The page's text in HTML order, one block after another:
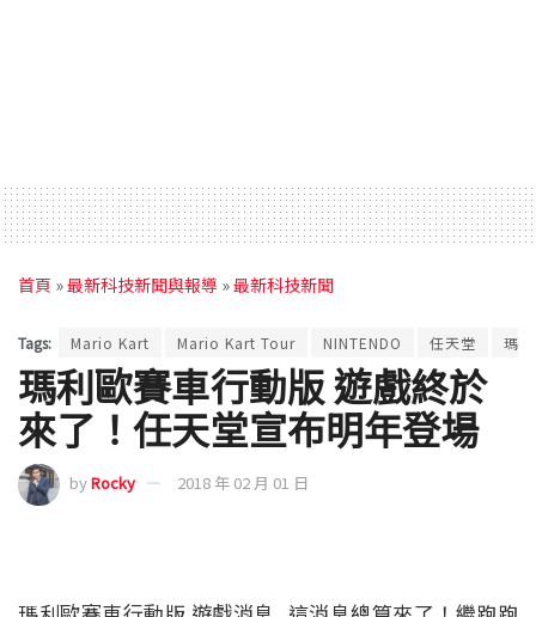
首頁 »最新科技新聞與報導 »最新科技新聞
Tags: Mario Kart Mario Kart Tour NINTENDO 任天堂 瑪
瑪利歐賽車行動版 遊戲終於
來了！任天堂宣布明年登場
byRocky 2018 年 02 月 01 日